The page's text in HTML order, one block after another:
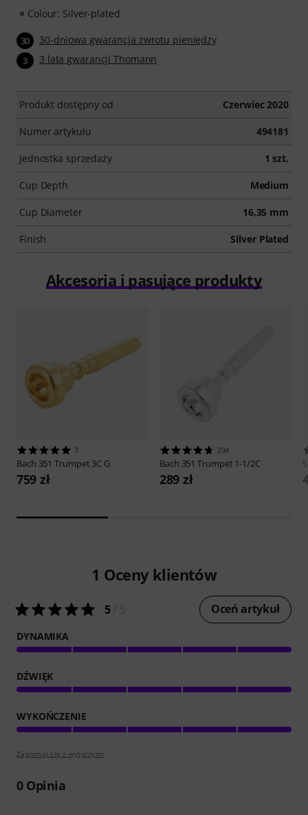
Colour: Silver-plated
30 30-dniowa gwarancja zwrotu pieniędzy
3 3 lata gwarancji Thomann
Produkt dostępny od Czerwiec 2020
Numer artykułu 494181
Jednostka sprzedaży 1 szt.
Cup Depth Medium
Cup Diameter 16,35 mm
Finish Silver Plated
Akcesoria i pasujące produkty
7
Bach 351 Trumpet 3C G
759 zł
234
Bach 351 Trumpet 1-1/2C
289 zł
1 Oceny klientów
5/ 5 Oceń artykuł
DYNAMIKA
DŹWIĘK
WYKOŃCZENIE
Zapoznaj się z wytyczymi
0Opinia